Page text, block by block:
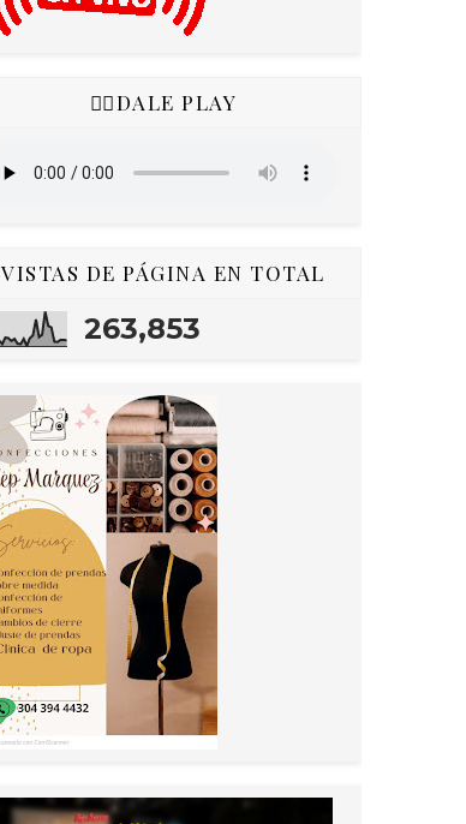
👇🏻DALE PLAY
VISTAS DE PÁGINA EN TOTAL
263,853